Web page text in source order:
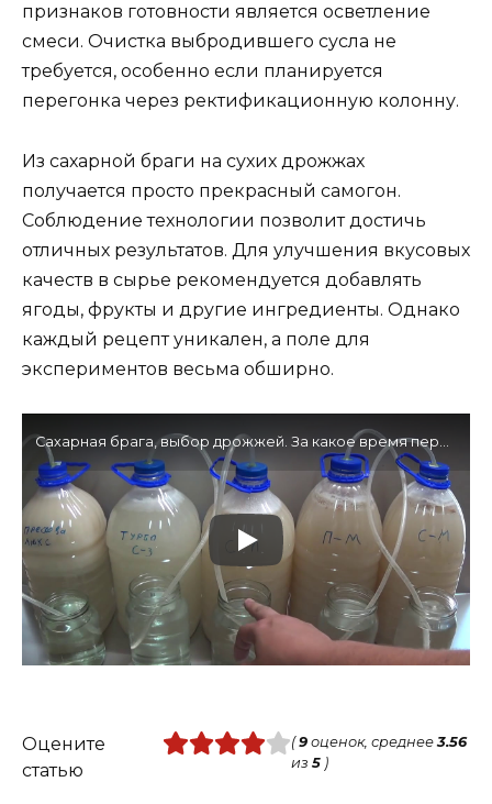
признаков готовности является осветление
смеси. Очистка выбродившего сусла не
требуется, особенно если планируется
перегонка через ректификационную колонну.
Из сахарной браги на сухих дрожжах
получается просто прекрасный самогон.
Соблюдение технологии позволит достичь
отличных результатов. Для улучшения вкусовых
качеств в сырье рекомендуется добавлять
ягоды, фрукты и другие ингредиенты. Однако
каждый рецепт уникален, а поле для
экспериментов весьма обширно.
Оцените
статью
(9 оценок, среднее3.56
из5 )